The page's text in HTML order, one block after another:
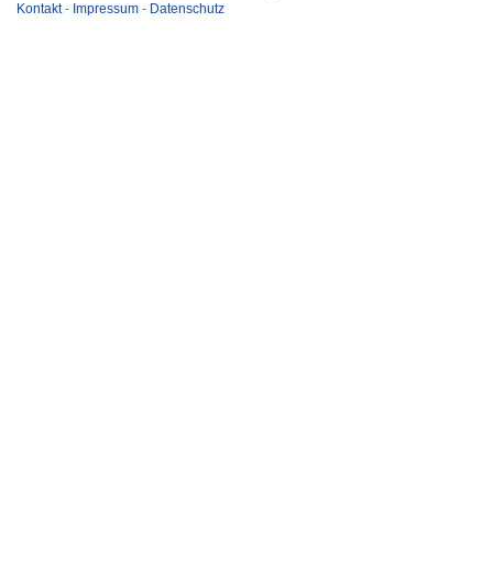
Kontakt- Impressum - Datenschutz